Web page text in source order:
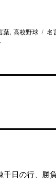
ために、苦
葉,高校野球
タ
名
千日の行、勝